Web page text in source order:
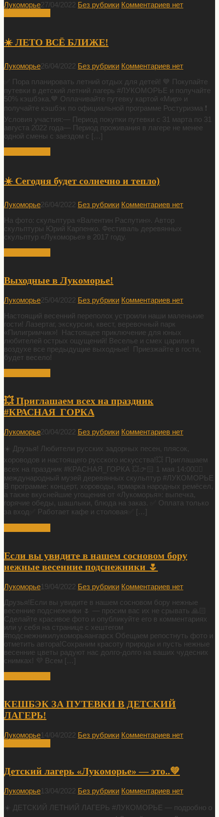
Лукоморье27/04/2022 Без рубрики Комментариев нет
☀️ ЛЕТО ВСЁ БЛИЖЕ!
Лукоморье26/04/2022 Без рубрики Комментариев нет
✅ Пора планировать летний отдых для детей! 💙 Покупайте
путевки в детский летний лагерь #ЛУКОМОРЬЕ и получайте
50% кэшбэка.💙 Оплачивайте путевку картой «Мир» и
получайте кэшбэк по официальной программе Ростуризма ❗️
Условия участия:— Период покупки путевки с 31 марта по 31
августа 2022 года— Период проживания в лагере не менее
одной смены с заездом с […]
☀️ Сегодня будет солнечно и тепло)
Лукоморье26/04/2022 Без рубрики Комментариев нет
На фото: скульптура «Валентин Распутин». Автор
скульптуры Юрий Карпенко. Фестиваль деревянных
скульптур «Лукоморье» в 2017 году.
Выходные в Лукоморье!
Лукоморье25/04/2022 Без рубрики Комментариев нет
Настоящий весенний переполох устроили наши маленькие
гости! Лазертаг, экскурсия, квест, веревочный парк
«Пилигримчик»! Настоящее приключение для юных
любителей острых ощущений! Веселье и смех царили в
воздухе все предыдущие выходные! Приезжайте в гости,
будет весело!
💥 Приглашаем всех на праздник
#КРАСНАЯ_ГОРКА
Лукоморье20/04/2022 Без рубрики Комментариев нет
☀️ Друзья! Любители русских задорных песен, плясок,
хороводов и настоящего русского искусства!💥 Приглашаем
всех на праздник #КРАСНАЯ_ГОРКА 💥👉🏻 1 мая 14:00👉🏻
международный музей деревянных скульптур #ЛУКОМОРЬЕ
В программе: концерт, хороводы, ярмарка народных ремёсел,
а также вкуснейшие угощения от «Лукоморья»: выпечка,
горячие обеды, шашлыки, блюда на заказ. ✅ Оплата только
за вход✅ Работает кафе и столовая✅ […]
Если вы увидите в нашем сосновом бору
нежные весенние подснежники 🌷
Лукоморье19/04/2022 Без рубрики Комментариев нет
Друзья!Если вы увидите в нашем сосновом бору нежные
весенние подснежники 🌷 — просим вас их не срывать 🙏🏻
Сделайте красивое фото и опубликуйте его в комментариях
или у себя на странице с хештегом
#подснежникилукоморьяангарск Обещаем репостнуть фото и
отметить автора!Сохраним красоту природы и пусть нежные
весенние цветы радуют нас долго-долго на ваших чудесних
снимках! 💜 Всем […]
КЕШБЭК ЗА ПУТЕВКИ В ДЕТСКИЙ
ЛАГЕРЬ!
Лукоморье14/04/2022 Без рубрики Комментариев нет
Детский лагерь «Лукоморье» — это..💚
Лукоморье13/04/2022 Без рубрики Комментариев нет
☀️ ДЕТСКИЙ ЛЕТНИЙ ЛАГЕРЬ #ЛУКОМОРЬЕ — подробно о